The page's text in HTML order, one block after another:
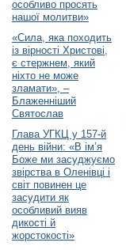
особливо просять
нашої молитви»
«Сила, яка походить
із вірності Христові,
є стержнем, який
ніхто не може
зламати», –
Блаженніший
Святослав
Глава УГКЦ у 157-й
день війни: «В ім’я
Боже ми засуджуємо
звірства в Оленівці і
світ повинен це
засудити як
особливий вияв
дикості й
жорстокості»